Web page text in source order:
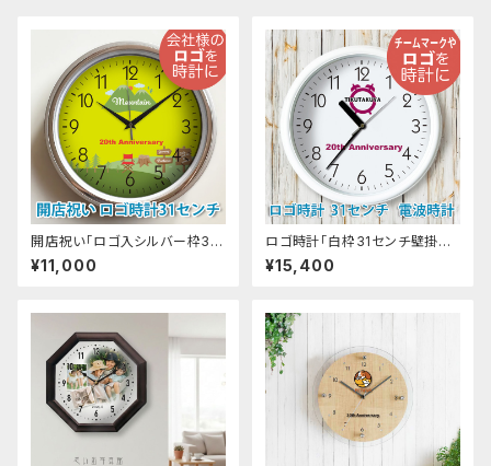
開店祝い「ロゴ入シルバー枠31
センチ壁掛け時計」オーダーメイ
ド 壁掛け時計 スタンダード
¥11,000
ロゴ時計「白枠31センチ壁掛け
時計」電波時計 開業祝い 開院
祝い 開店祝い
¥15,400